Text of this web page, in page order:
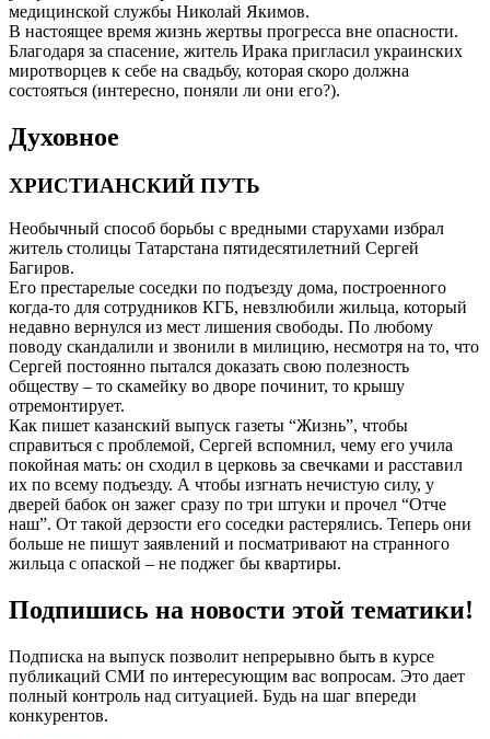
медицинской службы Николай Якимов.
В настоящее время жизнь жертвы прогресса вне опасности.
Благодаря за спасение, житель Ирака пригласил украинских
миротворцев к себе на свадьбу, которая скоро должна
состояться (интересно, поняли ли они его?).
Духовное
ХРИСТИАНСКИЙ ПУТЬ
Необычный способ борьбы с вредными старухами избрал
житель столицы Татарстана пятидесятилетний Сергей
Багиров.
Его престарелые соседки по подъезду дома, построенного
когда-то для сотрудников КГБ, невзлюбили жильца, который
недавно вернулся из мест лишения свободы. По любому
поводу скандалили и звонили в милицию, несмотря на то, что
Сергей постоянно пытался доказать свою полезность
обществу – то скамейку во дворе починит, то крышу
отремонтирует.
Как пишет казанский выпуск газеты “Жизнь”, чтобы
справиться с проблемой, Сергей вспомнил, чему его учила
покойная мать: он сходил в церковь за свечками и расставил
их по всему подъезду. А чтобы изгнать нечистую силу, у
дверей бабок он зажег сразу по три штуки и прочел “Отче
наш”. От такой дерзости его соседки растерялись. Теперь они
больше не пишут заявлений и посматривают на странного
жильца с опаской – не поджег бы квартиры.
Подпишись на новости этой тематики!
Подписка на выпуск позволит непрерывно быть в курсе
публикаций СМИ по интересующим вас вопросам. Это дает
полный контроль над ситуацией. Будь на шаг впереди
конкурентов.